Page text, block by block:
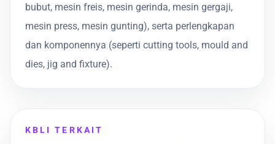
bubut, mesin freis, mesin gerinda, mesin gergaji,
mesin press, mesin gunting), serta perlengkapan
dan komponennya (seperti cutting tools, mould and
dies, jig and fixture).
KBLI TERKAIT